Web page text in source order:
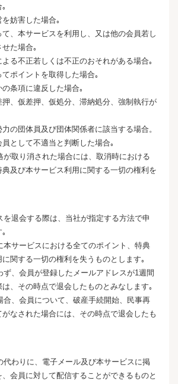
妨害した場合｡
、本サービスを利用し、又は他の会員若し
た場合｡
る不正若しくは不正のおそれがある場合｡
ポイントを取得した場合｡
条項に違反した場合｡
、仮差押、仮処分、滞納処分、強制執行が
の団体員及び団体関係者に該当する場合。
として不適当と判断した場合｡
が取り消された場合には、取消時における
及び本サービス利用に関する一切の権利を
を退会する際は、当社が指定する方法で申
本サービスにおける全てのポイント、特典
関する一切の権利を失うものとします｡
ず、会員が登録したメールアドレスが1週間
、その時点で退会したものとみなします｡
合、会員について、破産手続開始、民事再
なされた場合には、その時点で退会したも
代わりに、電子メール及び本サービスに掲
会員に対して配信することができるものと